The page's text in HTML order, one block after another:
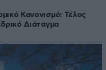
Κανονισμό: Τέλος
Διάταγμα